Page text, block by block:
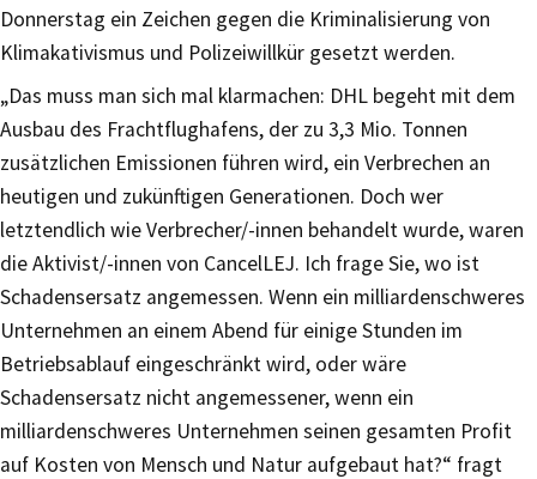
Donnerstag ein Zeichen gegen die Kriminalisierung von
Klimakativismus und Polizeiwillkür gesetzt werden.
„Das muss man sich mal klarmachen: DHL begeht mit dem
Ausbau des Frachtflughafens, der zu 3,3 Mio. Tonnen
zusätzlichen Emissionen führen wird, ein Verbrechen an
heutigen und zukünftigen Generationen. Doch wer
letztendlich wie Verbrecher/-innen behandelt wurde, waren
die Aktivist/-innen von CancelLEJ. Ich frage Sie, wo ist
Schadensersatz angemessen. Wenn ein milliardenschweres
Unternehmen an einem Abend für einige Stunden im
Betriebsablauf eingeschränkt wird, oder wäre
Schadensersatz nicht angemessener, wenn ein
milliardenschweres Unternehmen seinen gesamten Profit
auf Kosten von Mensch und Natur aufgebaut hat?“ fragt